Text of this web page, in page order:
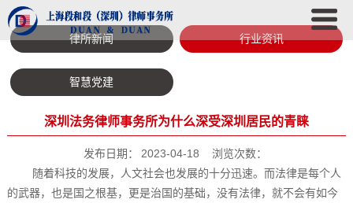
律所新闻 行业资讯
智慧党建
深圳法务律师事务所为什么深受深圳居民的青睐
发布日期： 2023-04-18
浏览次数：
随着科技的发展，人文社会也发展的十分迅速。而法律是每个人
的武器，也是国之根基，更是治国的基础，没有法律，就不会有如今